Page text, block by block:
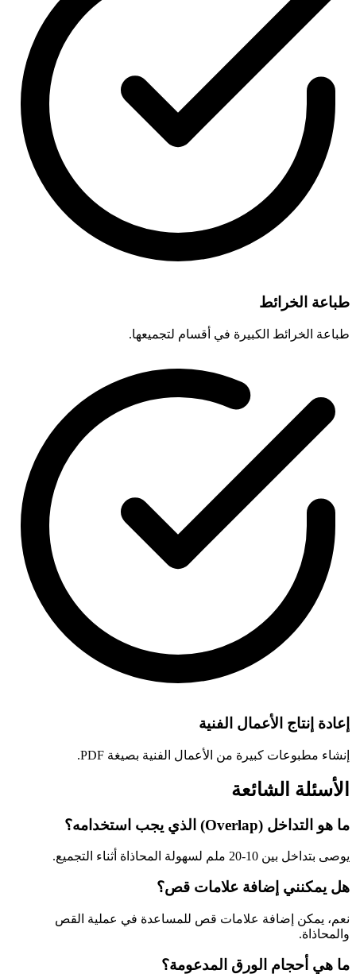
طباعة الخرائط
طباعة الخرائط الكبيرة في أقسام لتجميعها.
إعادة إنتاج الأعمال الفنية
إنشاء مطبوعات كبيرة من الأعمال الفنية بصيغة PDF.
الأسئلة الشائعة
ما هو التداخل (Overlap) الذي يجب استخدامه؟
يوصى بتداخل بين 10-20 ملم لسهولة المحاذاة أثناء التجميع.
هل يمكنني إضافة علامات قص؟
نعم، يمكن إضافة علامات قص للمساعدة في عملية القص
والمحاذاة.
ما هي أحجام الورق المدعومة؟